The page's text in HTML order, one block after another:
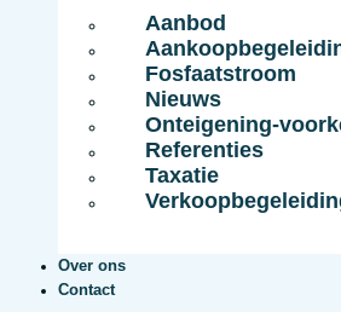
Aanbod
Fosfaatstroom
Nieuws
Onteigening-
Referenties
Taxatie
Over ons
Contact